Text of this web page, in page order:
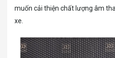
muốn cải thiện chất lượng âm
xe.